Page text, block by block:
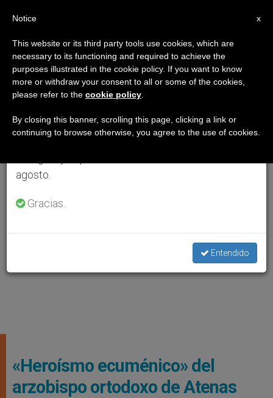
«Heroísmo ecuménico» del
arzobispo ortodoxo de Atenas
×
Aviso importante
Del 27 de julio al 7 de agosto haremos la pausa
anual, aprovechando que en el periodo de verano
se generan menos informaciones y también el
agosto.
Gracias.
Entendido
x
Notice
This website or its third party tools use cookies, which are
necessary to its functioning and required to achieve the
purposes illustrated in the cookie policy. If you want to know
more or withdraw your consent to all or some of the cookies,
please refer to the cookie policy
By closing this banner, scrolling this page, clicking a link or
continuing to browse otherwise, you agree to the use of cookies.